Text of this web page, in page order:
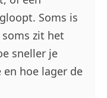
Soms is
zit het
sneller je
hoe lager de